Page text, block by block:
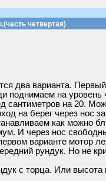
четвертая)
два варианта.
поднимаем на уровень
сантиметров на 20.
на берег через нос
как можно
И через нос
варианте мотор
рундук. Но не
с торца. Или высота